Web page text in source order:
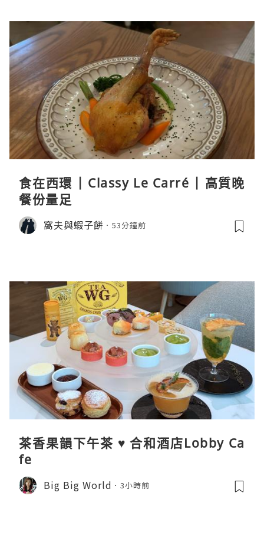
食在西環 | Classy Le Carré | 高質晚
餐份量足
窩夫與蝦子餅 53分鐘前
茶香果韻下午茶 ♥ 合和酒店Lobby Ca
fe
Big Big World 3小時前